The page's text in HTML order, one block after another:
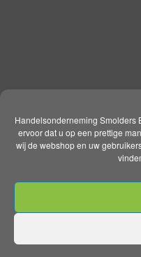
Handelsonderneming Smolders
ervoor dat u op een prettige
wij de webshop en uw